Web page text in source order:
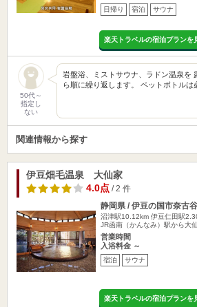
日帰り 宿泊 サウナ
楽天トラベルの宿泊プランを
50代～
指定し
ない
岩盤浴、ミストサウナ、ラドン温泉を
ら順に繰り返します。 ペットボトルは
関連情報から探す
伊豆畑毛温泉 大仙家
4.0点/ 2 件
静岡県 / 伊豆の国市奈古
沼津駅10.12km 伊豆仁田駅
JR函南（かんなみ）駅から大
営業時間
入浴料金 ～
宿泊 サウナ
楽天トラベルの宿泊プランを